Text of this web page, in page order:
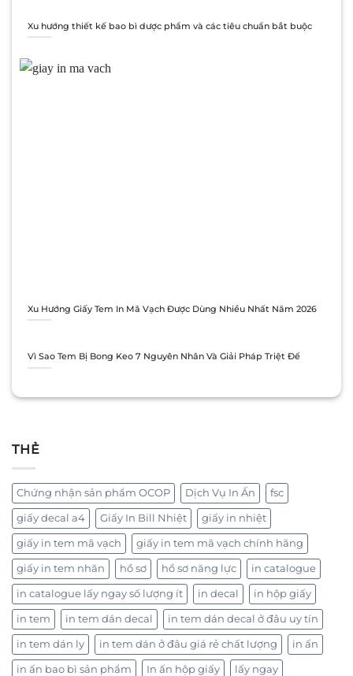
Xu hướng thiết kế bao bì dược phẩm và các tiêu chuẩn bắt buộc
Xu Hướng Giấy Tem In Mã Vạch Được Dùng Nhiều Nhất Năm 2026
Vì Sao Tem Bị Bong Keo 7 Nguyên Nhân Và Giải Pháp Triệt Để
THẺ
Chứng nhận sản phẩm OCOP Dịch Vụ In Ấn fsc
giấy decal a4 Giấy In Bill Nhiệt giấy in nhiệt
giấy in tem mã vạch giấy in tem mã vạch chính hãng
giấy in tem nhãn hồ sơ hồ sơ năng lực in catalogue
in catalogue lấy ngay số lượng ít in decal in hộp giấy
in tem in tem dán decal in tem dán decal ở đâu uy tín
in tem dán ly in tem dán ở đâu giá rẻ chất lượng in ấn
in ấn bao bì sản phẩm In ấn hộp giấy lấy ngay